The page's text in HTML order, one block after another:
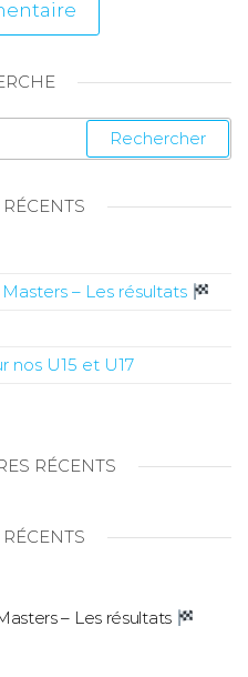
– Les résultats
nos U15 et U17
RÉCENTS
– Les résultats